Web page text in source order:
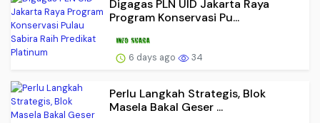
Digagas PLN UID Jakarta Raya
Program Konservasi Pu...
6 days ago 34
Perlu Langkah Strategis, ​Blok
Masela Bakal Geser ...